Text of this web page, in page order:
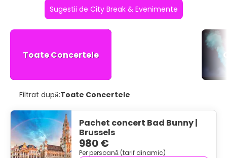
Sugestii de City Break & Evenimente
Toate Concertele
Filtrat după:Toate Concertele
Pachet concert Bad Bunny |
Brussels
980 €
Per persoană (tarif dinamic)